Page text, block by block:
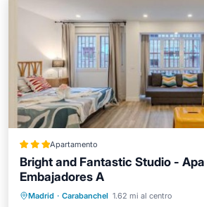
Apartamento
Bright and Fantastic Studio -
Embajadores A
Madrid · Carabanchel 1.62 mi al centro
Aire acondicionado Internet